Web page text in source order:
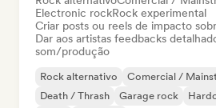
Electronic rockRock experimental
Criar posts ou reels de impacto
Dar aos artistas feedbacks
som/produção
Rock alternativo
Comercial /
Death / Thrash
Garage rock